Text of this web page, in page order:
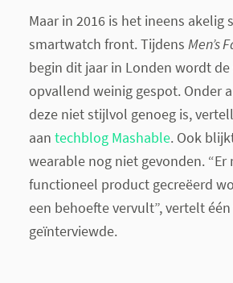
Maar in 2016 is het ineens akelig
smartwatch front. Tijdens Men’s
begin dit jaar in Londen wordt
opvallend weinig gespot. Onder
deze niet stijlvol genoeg is,
aan techblog Mashable. Ook
wearable nog niet gevonden. “Er
functioneel product gecreëerd
een behoefte vervult”, vertelt
geïnterviewde.